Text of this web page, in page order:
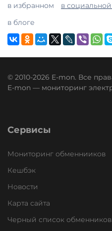
в избранном в социальной
в блоге
© 2010-2026 E-mon. Все
E-mon — мониторинг
Сервисы
Мониторинг обменнииков
Кешбэк
Новости
Карта сайта
Черный список обменников